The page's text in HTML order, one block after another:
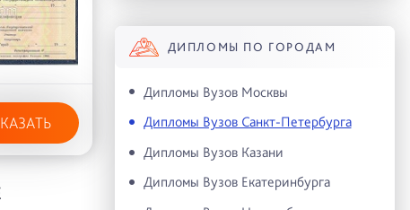
ДИПЛОМЫ ПО ГОРОДАМ
Дипломы Вузов Москвы
Дипломы Вузов Санкт-Петербурга
Дипломы Вузов Казани
Дипломы Вузов Екатеринбурга